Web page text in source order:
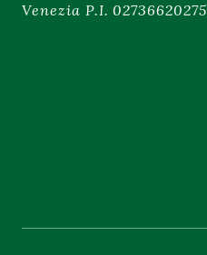
Venezia P.I. 02736620275